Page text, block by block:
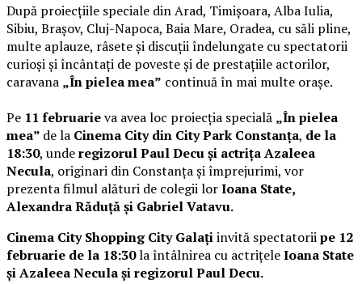
După proiecțiile speciale din Arad, Timișoara, Alba Iulia,
Sibiu, Brașov, Cluj-Napoca, Baia Mare, Oradea, cu săli pline,
multe aplauze, râsete și discuții îndelungate cu spectatorii
curioși și încântați de poveste și de prestațiile actorilor,
caravana „În pielea mea” continuă în mai multe orașe.
Pe 11 februarieva avea loc proiecția specială „În pielea
mea” de la Cinema City din City Park Constanța, de la
18:30, underegizorul Paul Decu și actrița Azaleea
Necula, originari din Constanța și împrejurimi, vor
prezenta filmul alături de colegii lorIoana State,
Alexandra Răduță și Gabriel Vatavu.
Cinema City Shopping City Galațiinvită spectatoriipe 12
februarie de la 18:30la întâlnirea cu actrițeleIoana State
și Azaleea Necula și regizorul Paul Decu.